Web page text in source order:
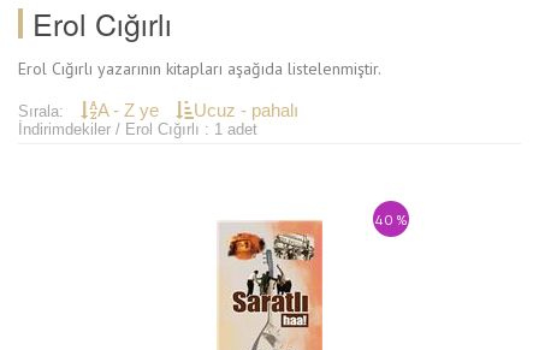
Erol Cığırlı
Erol Cığırlı yazarının kitapları aşağıda listelenmiştir.
Sırala: A - Z ye Ucuz - pahalı
İndirimdekiler / Erol Cığırlı : 1 adet
40 %